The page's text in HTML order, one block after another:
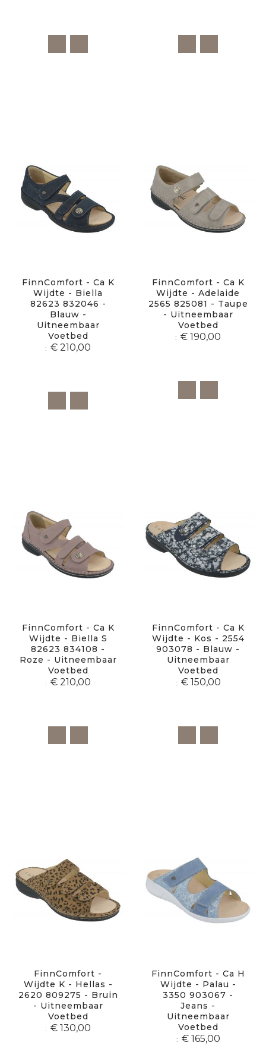
FinnComfort - Ca K
Wijdte - Biella
82623 832046 -
Blauw -
Uitneembaar
Voetbed
€ 210,00
FinnComfort - Ca K
Wijdte - Adelaide
2565 825081 - Taupe
- Uitneembaar
Voetbed
€ 190,00
FinnComfort - Ca K
Wijdte - Biella S
82623 834108 -
Roze - Uitneembaar
Voetbed
€ 210,00
FinnComfort - Ca K
Wijdte - Kos - 2554
903078 - Blauw -
Uitneembaar
Voetbed
€ 150,00
FinnComfort -
Wijdte K - Hellas -
2620 809275 - Bruin
- Uitneembaar
Voetbed
€ 130,00
FinnComfort - Ca H
Wijdte - Palau -
3350 903067 -
Jeans -
Uitneembaar
Voetbed
€ 165,00